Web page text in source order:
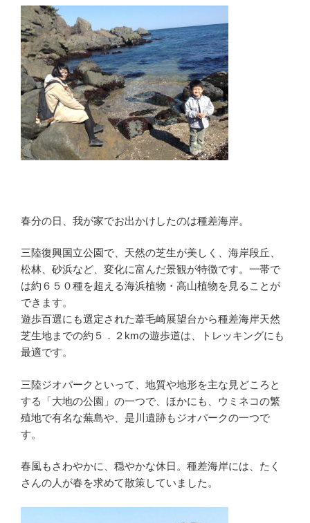
春分の日、我が家でお出かけしたのは種差海岸。
三陸復興国立公園で、天然の芝生が美しく、海岸段丘、
松林、砂浜など、変化に富んだ景観が特徴です。一帯で
は約６５０種を超える海浜植物・高山植物を見ることが
できます。
遊歩百選にも選定された葦毛崎展望台から種差海岸天然
芝生地までの約５．２kmの遊歩道は、トレッキングにも
最適です。
三陸ジオパークといって、地質や地形を主な見どころと
する「大地の公園」の一つで、ほかにも、ウミネコの繁
殖地で有名な蕪島や、是川遺跡もジオパークの一つで
す。
春風もさわやかに、穏やかな休日。種差海岸には、たく
さんの人が春を求めて散策していました。